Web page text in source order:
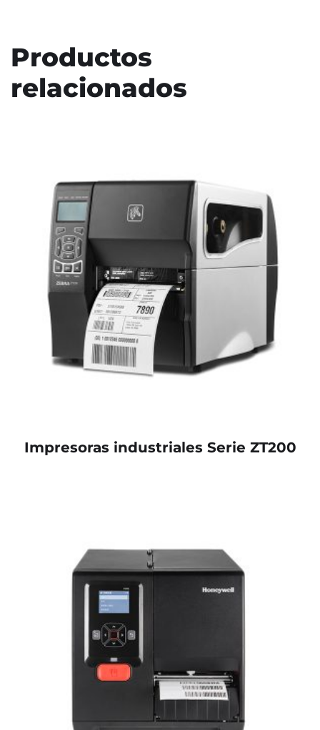
Productos
relacionados
Impresoras industriales Serie ZT200